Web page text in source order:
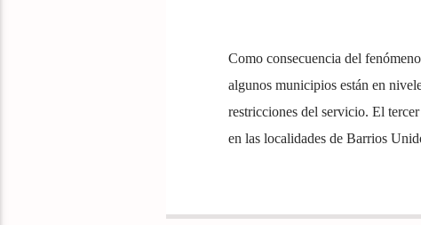
Como consecuencia del
algunos municipios están en
restricciones del servicio. El
en las localidades de Barrios